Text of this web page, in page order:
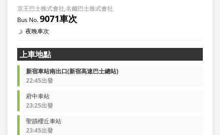
京王巴士株式會社,名鐵巴士株式會社
9071車次
夜晚車次
上車地點
新宿車站南出口(新宿高速巴士總站)
22:45出發
府中車站
23:25出發
聖蹟櫻丘車站
23:45出發